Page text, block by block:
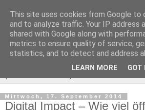
Mittwoch, 17. September 2014
Digital Impact – Wie viel
This site uses cookies from Google to
and to analyze traffic. Your IP address
shared with Google along with
metrics to ensure quality of service,
statistics, and to detect and address
LEARN MORE GOT